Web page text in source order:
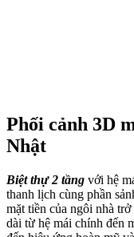
Phối cảnh 3D
Nhật
Biệt thự 2 tầng với hệ
thanh lịch cùng phần
mặt tiền của ngôi nhà
dài từ hệ mái chính đến